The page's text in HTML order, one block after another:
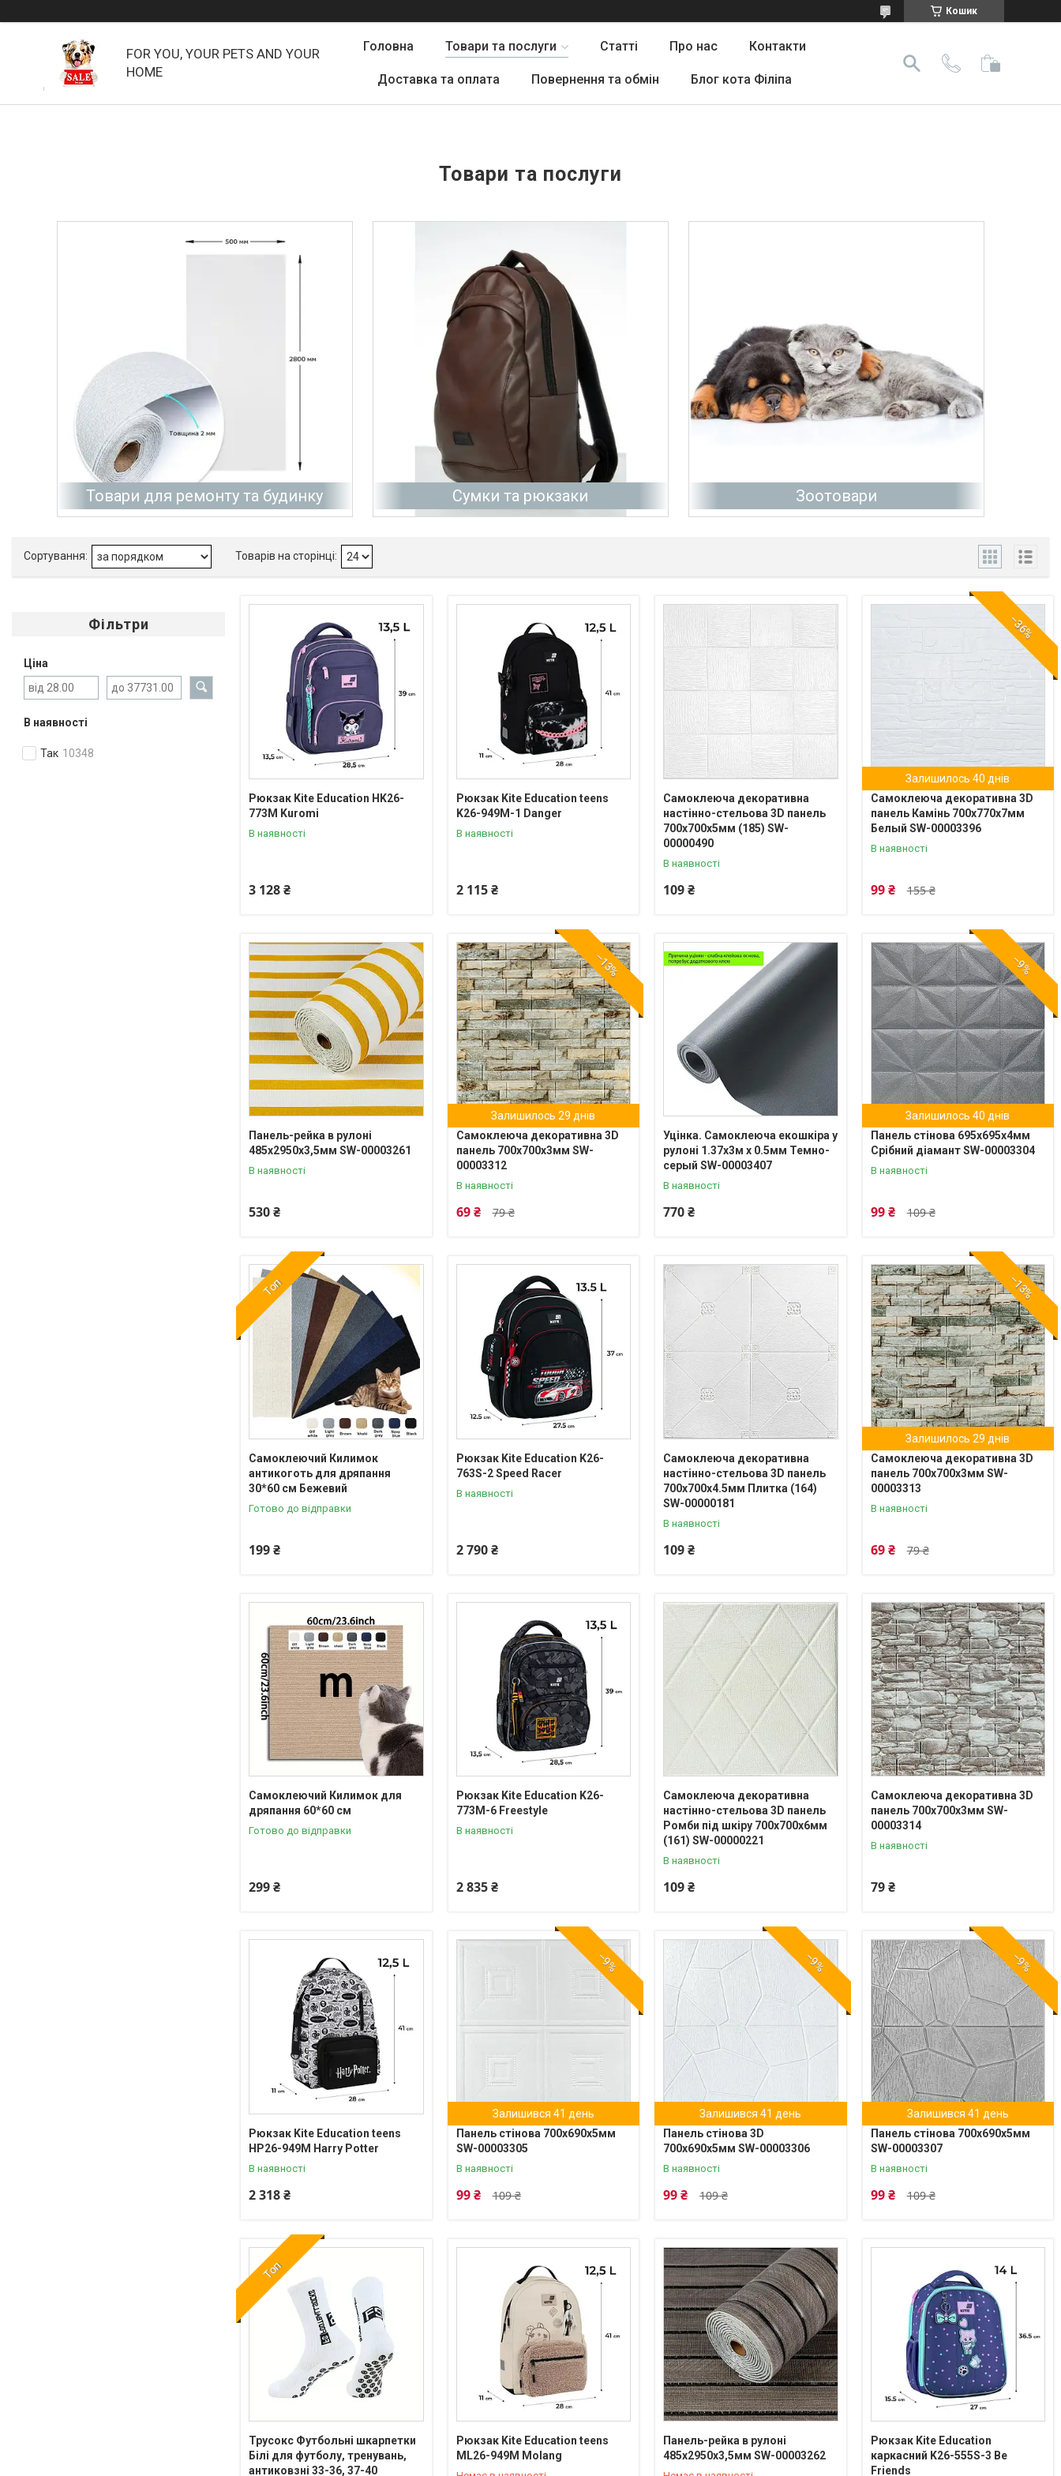
Кошик
FOR YOU, YOUR PETS AND YOUR
HOME
Головна Товари та послуги Статті Про нас Контакти
Доставка та оплата Повернення та обмін Блог кота Філіпа
Товари та послуги
Товари для ремонту та будинку Сумки та рюкзаки Зоотовари
Фільтри
Ціна
В наявності
Так 10348
Рюкзак Kite Education HK26-
773M Kuromi
В наявності
3 128 ₴
Рюкзак Kite Education teens
K26-949M-1 Danger
В наявності
2 115 ₴
Самоклеюча декоративна
настінно-стельова 3D панель
700х700х5мм (185) SW-
00000490
В наявності
109 ₴
–36%
Залишилось 40 днів
Самоклеюча декоративна 3D
панель Камінь 700х770х7мм
Белый SW-00003396
В наявності
155 ₴
99 ₴
Панель-рейка в рулоні
485х2950х3,5мм SW-00003261
В наявності
530 ₴
–13%
Залишилось 29 днів
Самоклеюча декоративна 3D
панель 700х700х3мм SW-
00003312
В наявності
79 ₴
69 ₴
Уцінка. Самоклеюча екошкіра у
рулоні 1.37х3м х 0.5мм Темно-
серый SW-00003407
В наявності
770 ₴
–9%
Залишилось 40 днів
Панель стінова 695х695х4мм
Срібний діамант SW-00003304
В наявності
109 ₴
99 ₴
Топ
Самоклеючий Килимок
антикоготь для дряпання
30*60 см Бежевий
Готово до відправки
199 ₴
Рюкзак Kite Education K26-
763S-2 Speed Racer
В наявності
2 790 ₴
Самоклеюча декоративна
настінно-стельова 3D панель
700x700x4.5мм Плитка (164)
SW-00000181
В наявності
109 ₴
–13%
Залишилось 29 днів
Самоклеюча декоративна 3D
панель 700х700х3мм SW-
00003313
В наявності
79 ₴
69 ₴
Самоклеючий Килимок для
дряпання 60*60 см
Готово до відправки
299 ₴
Рюкзак Kite Education K26-
773M-6 Freestyle
В наявності
2 835 ₴
Самоклеюча декоративна
настінно-стельова 3D панель
Ромби під шкіру 700х700х6мм
(161) SW-00000221
В наявності
109 ₴
Самоклеюча декоративна 3D
панель 700х700х3мм SW-
00003314
В наявності
79 ₴
Рюкзак Kite Education teens
HP26-949M Harry Potter
В наявності
2 318 ₴
–9%
Залишився 41 день
Панель стінова 700х690х5мм
SW-00003305
В наявності
109 ₴
99 ₴
–9%
Залишився 41 день
Панель стінова 3D
700х690х5мм SW-00003306
В наявності
109 ₴
99 ₴
–9%
Залишився 41 день
Панель стінова 700х690х5мм
SW-00003307
В наявності
109 ₴
99 ₴
Топ
Трусокс Футбольні шкарпетки
Білі для футболу, тренувань,
антиковзні 33-36, 37-40
Рюкзак Kite Education teens
ML26-949M Molang
Панель-рейка в рулоні
485х2950х3,5мм SW-00003262
Рюкзак Kite Education
каркасний K26-555S-3 Be
Friends
+380 (63) 629-53-71